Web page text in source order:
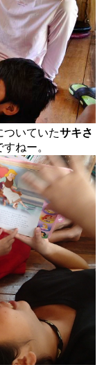
ついていたサキさ
ねー。